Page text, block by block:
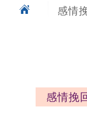
感情
感情挽